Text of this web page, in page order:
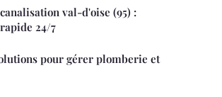
val-d'oise (95) :
24/7
pour gérer plomberie et